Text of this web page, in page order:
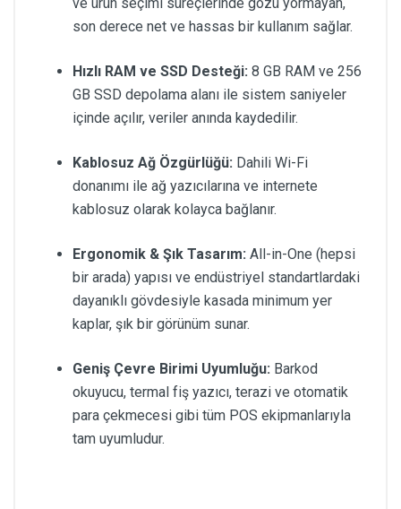
son derece net ve hassas bir kullanım sağlar.
Hızlı RAM ve SSD Desteği: 8 GB RAM ve 256
GB SSD depolama alanı ile sistem saniyeler
içinde açılır, veriler anında kaydedilir.
Kablosuz Ağ Özgürlüğü: Dahili Wi-Fi
donanımı ile ağ yazıcılarına ve internete
kablosuz olarak kolayca bağlanır.
Ergonomik & Şık Tasarım: All-in-One (hepsi
bir arada) yapısı ve endüstriyel standartlardaki
dayanıklı gövdesiyle kasada minimum yer
kaplar, şık bir görünüm sunar.
Geniş Çevre Birimi Uyumluğu: Barkod
okuyucu, termal fiş yazıcı, terazi ve otomatik
para çekmecesi gibi tüm POS ekipmanlarıyla
tam uyumludur.